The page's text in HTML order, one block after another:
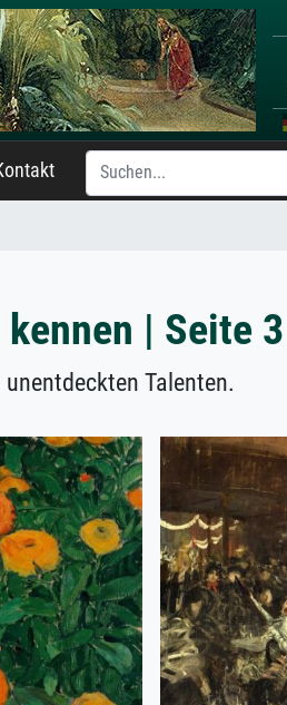
| Seite 3
Talenten.